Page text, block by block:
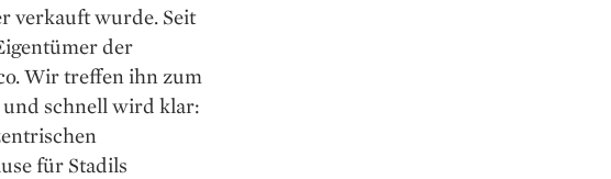
verkauft wurde. Seit
der
Wir treffen ihn zum
schnell wird klar:
für Stadils